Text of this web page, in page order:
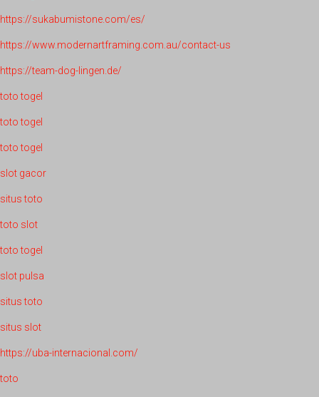
https://sukabumistone.com/es/
https://www.modernartframing.com.au/contact-us
https://team-dog-lingen.de/
toto togel
toto togel
toto togel
slot gacor
situs toto
toto slot
toto togel
slot pulsa
situs toto
situs slot
https://uba-internacional.com/
toto